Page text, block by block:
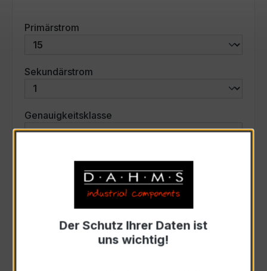
Primärstrom
Sekundärstrom
Genauigkeitsklasse
Scheinleistung (VA)auswählen
Auswahl zurücksetzen
Der Schutz Ihrer Daten ist
uns wichtig!